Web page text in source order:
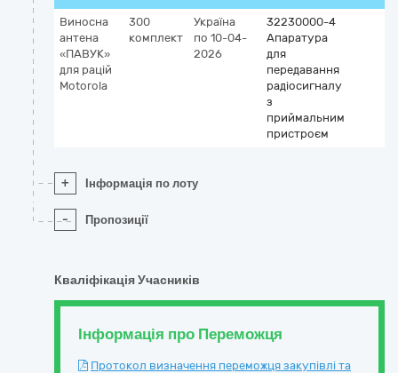
Виносна
антена
«ПАВУК»
для рацій
Motorola
300
комплект
Україна
по 10-04-
2026
32230000-4
Апаратура
для
передавання
радіосигналу
з
приймальним
пристроєм
+ Інформація по лоту
- Пропозиції
Кваліфікація Учасників
Інформація про Переможця
Протокол визначення переможця закупівлі та